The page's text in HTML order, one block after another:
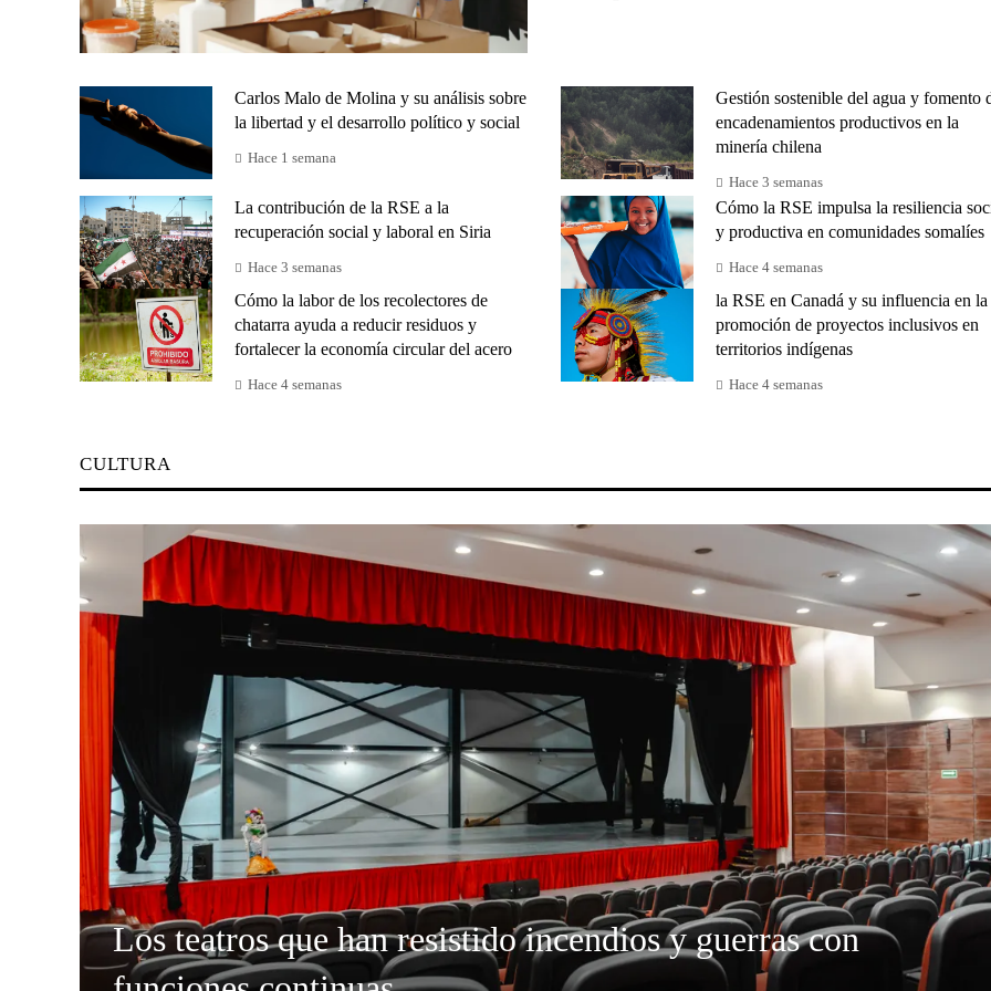
Carlos Malo de Molina y su análisis sobre
la libertad y el desarrollo político y social
Hace 1 semana
Gestión sostenible del agua y fomento
encadenamientos productivos en la
minería chilena
Hace 3 semanas
La contribución de la RSE a la
recuperación social y laboral en Siria
Hace 3 semanas
Cómo la RSE impulsa la resiliencia
y productiva en comunidades somalíes
Hace 4 semanas
Cómo la labor de los recolectores de
chatarra ayuda a reducir residuos y
fortalecer la economía circular del acero
Hace 4 semanas
la RSE en Canadá y su influencia en la
promoción de proyectos inclusivos en
territorios indígenas
Hace 4 semanas
CULTURA
Los teatros que han resistido incendios y guerras con